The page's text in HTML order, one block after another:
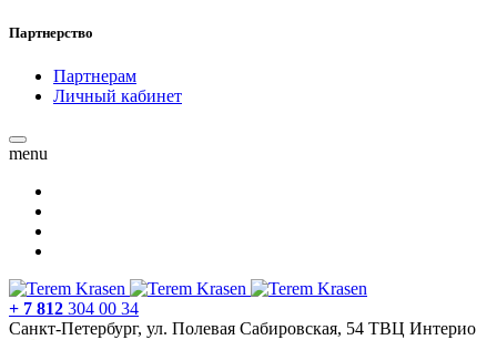
Партнерство
Партнерам
Личный кабинет
menu
+ 7 812 304 00 34
Санкт-Петербург, ул. Полевая Сабировская, 54 ТВЦ Интерио